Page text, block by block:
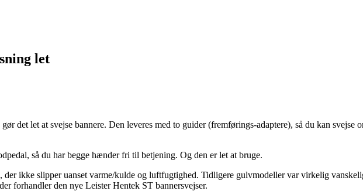
let
det let at svejse bannere. Den leveres med to guider (fremførings-adaptere), så du kan svejse
så du har begge hænder fri til betjening. Og den er let at bruge.
ikke slipper uanset varme/kulde og luftfugtighed. Tidligere gulvmodeller var virkelig
forhandler den nye Leister Hentek ST bannersvejser.